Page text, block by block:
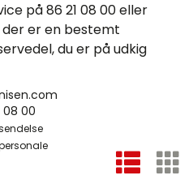
på 86 21 08 00 eller
der er en bestemt
du er på udkig
08 00